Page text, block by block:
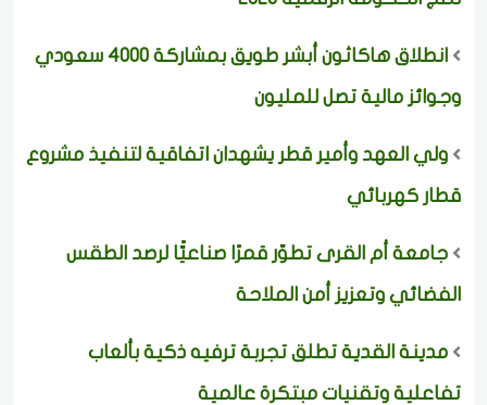
انطلاق هاكاثون أبشر طويق بمشاركة 4000 سعودي
وجوائز مالية تصل للمليون
ولي العهد وأمير قطر يشهدان اتفاقية لتنفيذ مشروع
قطار كهربائي
جامعة أم القرى تطوّر قمرًا صناعيًّا لرصد الطقس
الفضائي وتعزيز أمن الملاحة
مدينة القدية تطلق تجربة ترفيه ذكية بألعاب
تفاعلية وتقنيات مبتكرة عالمية